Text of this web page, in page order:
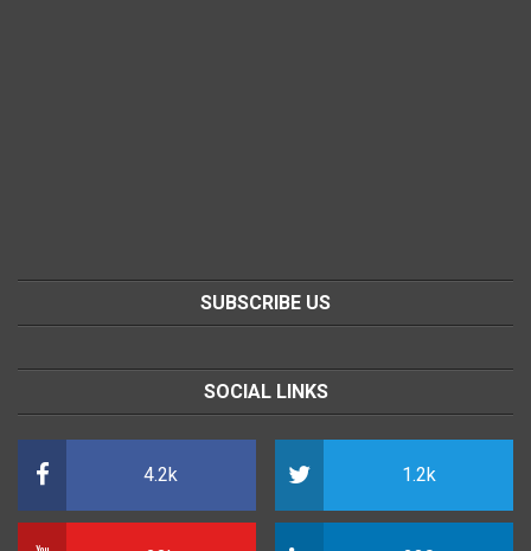
SUBSCRIBE US
SOCIAL LINKS
4.2k 1.2k